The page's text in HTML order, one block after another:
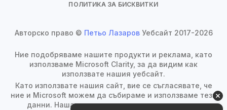
ПОЛИТИКА ЗА БИСКВИТКИ
Авторско право © Петьо ЛазаровУебсайт 2017-2026
Ние подобряваме нашите продукти и реклама, като
използваме Microsoft Clarity, за да видим как
използвате нашия уебсайт.
Като използвате нашия сайт, вие се съгласявате, че
ние и Microsoft можем да събираме и използваме тези
данни. Нашатадекларация за поверителност